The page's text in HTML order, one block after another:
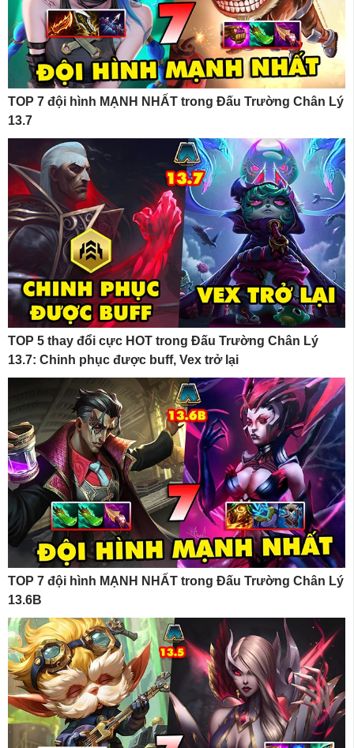
TOP 7 đội hình MẠNH NHẤT trong Đấu Trường Chân Lý
13.7
TOP 5 thay đổi cực HOT trong Đấu Trường Chân Lý
13.7: Chinh phục được buff, Vex trở lại
TOP 7 đội hình MẠNH NHẤT trong Đấu Trường Chân Lý
13.6B